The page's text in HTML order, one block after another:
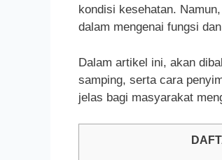
kondisi kesehatan.
dalam mengenai fungsi
Dalam artikel ini, akan
samping, serta cara
jelas bagi masyarakat